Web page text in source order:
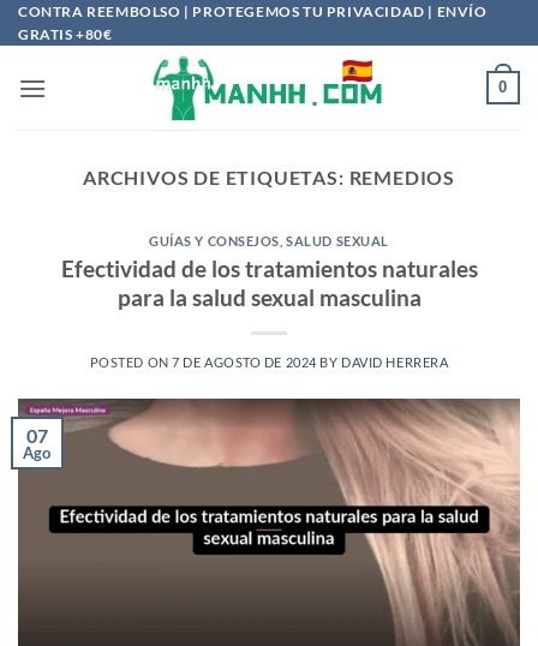
Saltar
al
CONTRA REEMBOLSO | PROTEGEMOS TU PRIVACIDAD | ENVÍO
GRATIS +80€
0
ARCHIVOS DE ETIQUETAS: REMEDIOS
GUÍAS Y CONSEJOS ,SALUD SEXUAL
Efectividad de los tratamientos naturales
para la salud sexual masculina
POSTED ON7 DE AGOSTO DE 2024 BY DAVID HERRERA
07
Ago